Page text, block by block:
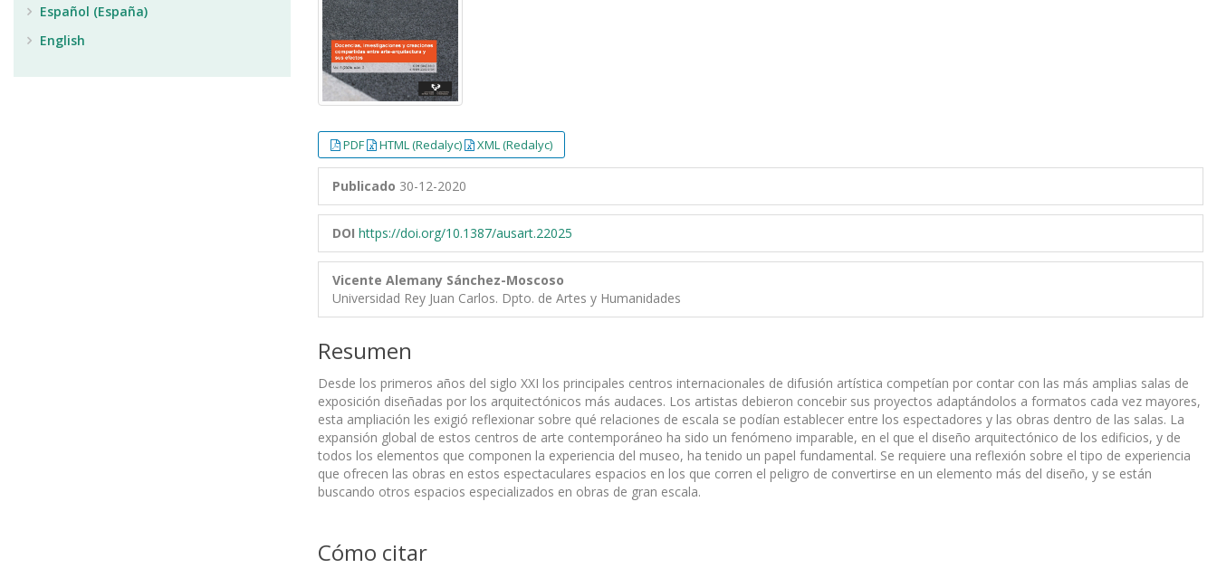
PDF HTML (Redalyc) XML (Redalyc)
Publicado 30-12-2020
DOI https://doi.org/10.1387/ausart.22025
Vicente Alemany Sánchez-Moscoso
Universidad Rey Juan Carlos. Dpto. de Artes y Humanidades
Resumen
Desde los primeros años del siglo XXI los principales centros internacionales de difusión artística competían por contar con las más amplias salas de
exposición diseñadas por los arquitectónicos más audaces. Los artistas debieron concebir sus proyectos adaptándolos a formatos cada vez mayores,
esta ampliación les exigió reflexionar sobre qué relaciones de escala se podían establecer entre los espectadores y las obras dentro de las salas. La
expansión global de estos centros de arte contemporáneo ha sido un fenómeno imparable, en el que el diseño arquitectónico de los edificios, y de
todos los elementos que componen la experiencia del museo, ha tenido un papel fundamental. Se requiere una reflexión sobre el tipo de experiencia
que ofrecen las obras en estos espectaculares espacios en los que corren el peligro de convertirse en un elemento más del diseño, y se están
buscando otros espacios especializados en obras de gran escala.
Cómo citar
Español (España)
English